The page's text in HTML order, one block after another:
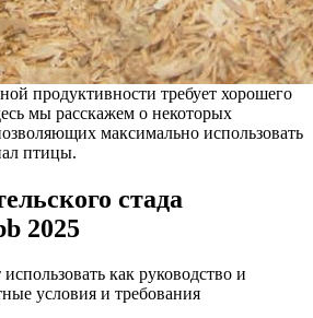
продуктивности требует хорошего
мы расскажем о некоторых
максимально использовать
птицы.
стада
2025
как руководство и
условия и требования